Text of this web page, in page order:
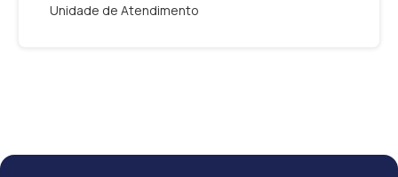
Unidade de Atendimento